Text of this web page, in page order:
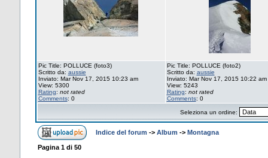
Pic Title: POLLUCE (foto3)
Scritto da: aussie
Inviato: Mar Nov 17, 2015 10:23 am
View: 5300
Rating: not rated
Comments: 0
Pic Title: POLLUCE (foto2)
Scritto da: aussie
Inviato: Mar Nov 17, 2015 10:22 am
View: 5243
Rating: not rated
Comments: 0
Seleziona un ordine:
Indice del forum -> Album -> Montagna
Pagina 1di 50